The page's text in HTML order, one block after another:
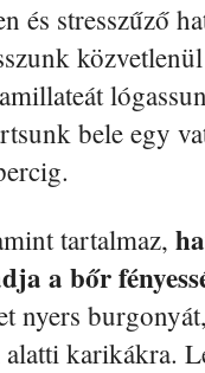
és stresszűző
bele egy
tartalmaz,
a bőr
nyers
karikákra.